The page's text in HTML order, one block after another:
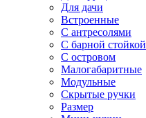
Для дачи
Встроенные
С антресолями
С барной стойкой
С островом
Малогабаритные
Модульные
Скрытые ручки
Размер